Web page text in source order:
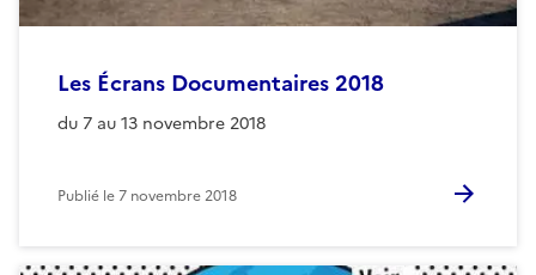
Les Écrans Documentaires 2018
du 7 au 13 novembre 2018
Publié le7 novembre 2018